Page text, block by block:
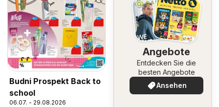
Budni Prospekt Back to
school
06.07. - 29.08.2026
Angebote
Entdecken Sie die
besten Angebote
Ansehen